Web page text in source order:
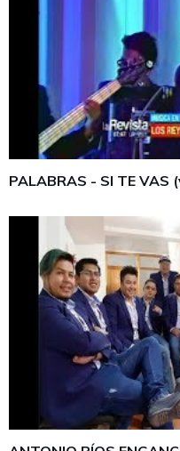
PALABRAS - SI TE VAS